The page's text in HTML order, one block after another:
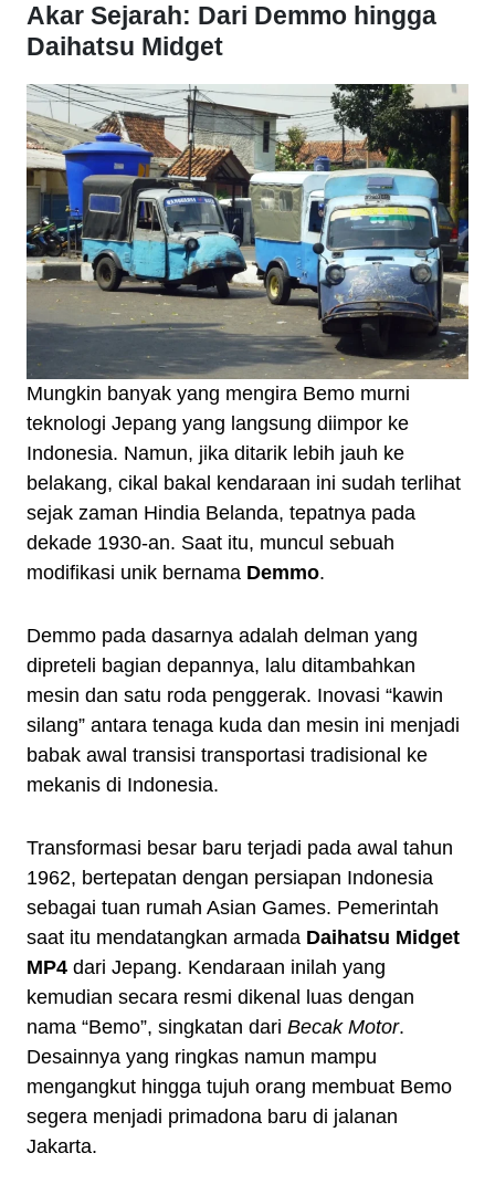
Akar Sejarah: Dari Demmo hingga
Daihatsu Midget
Mungkin banyak yang mengira Bemo murni
teknologi Jepang yang langsung diimpor ke
Indonesia. Namun, jika ditarik lebih jauh ke
belakang, cikal bakal kendaraan ini sudah terlihat
sejak zaman Hindia Belanda, tepatnya pada
dekade 1930-an. Saat itu, muncul sebuah
modifikasi unik bernama Demmo.
Demmo pada dasarnya adalah delman yang
dipreteli bagian depannya, lalu ditambahkan
mesin dan satu roda penggerak. Inovasi “kawin
silang” antara tenaga kuda dan mesin ini menjadi
babak awal transisi transportasi tradisional ke
mekanis di Indonesia.
Transformasi besar baru terjadi pada awal tahun
1962, bertepatan dengan persiapan Indonesia
sebagai tuan rumah Asian Games. Pemerintah
saat itu mendatangkan armada Daihatsu Midget
MP4 dari Jepang. Kendaraan inilah yang
kemudian secara resmi dikenal luas dengan
nama “Bemo”, singkatan dari Becak Motor.
Desainnya yang ringkas namun mampu
mengangkut hingga tujuh orang membuat Bemo
segera menjadi primadona baru di jalanan
Jakarta.